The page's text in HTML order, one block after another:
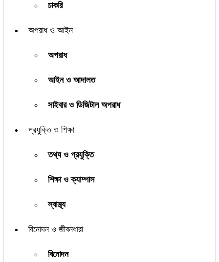
চাকরি
অপরাধ ও আইন
অপরাধ
আইন ও আদালত
সাইবার ও ডিজিটাল অপরাধ
প্রযুক্তি ও শিক্ষা
তথ্য ও প্রযুক্তি
শিক্ষা ও ক্যাম্পাস
স্বাস্থ্য
বিনোদন ও জীবনধারা
বিনোদন